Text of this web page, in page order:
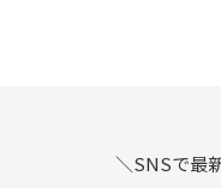
＼SNSで最